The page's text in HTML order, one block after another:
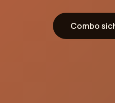
Combo